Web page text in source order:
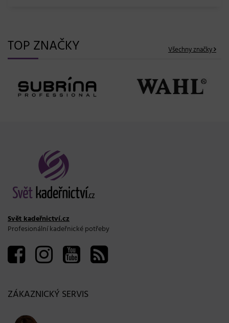
TOP ZNAČKY Všechny značky
Svět kadeřnictví.cz
Profesionální kadeřnické potřeby
ZÁKAZNICKÝ SERVIS